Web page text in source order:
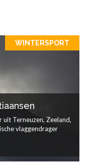
WINTERSPORT
Terneuzen, Zeeland,
vlaggendrager